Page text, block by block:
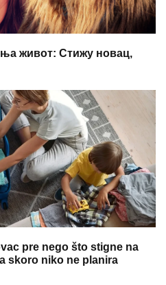
живот: Стижу новац,
pre nego što stigne na
skoro niko ne planira